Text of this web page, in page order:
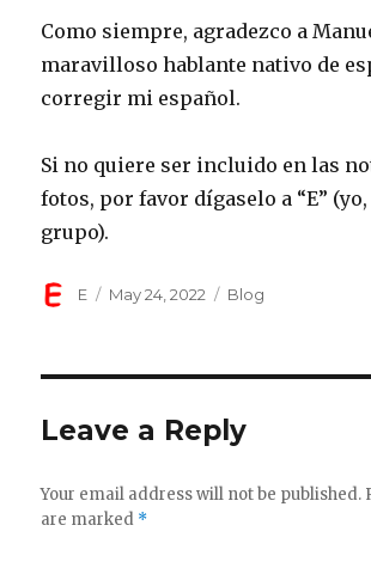
Como siempre, agradezco a
maravilloso hablante nativo de
corregir mi español.
Si no quiere ser incluido en las
fotos, por favor dígaselo a “E”
grupo).
Author
E
Posted
May 24, 2022 Categories
Blog
Leave a Reply
Your email address will not be published.
are marked *